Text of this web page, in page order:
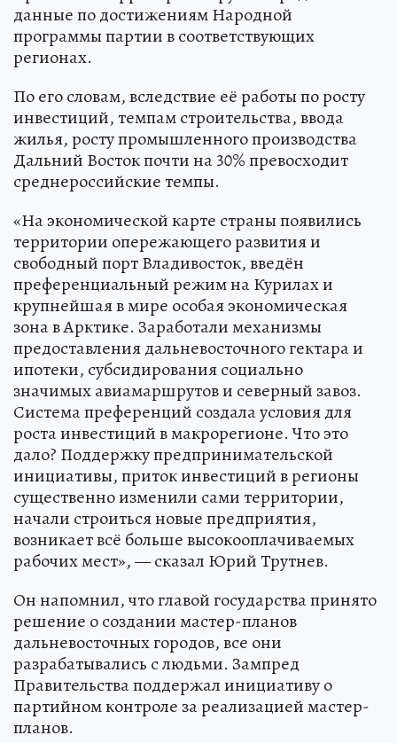
данные по достижениям Народной
программы партии в соответствующих
регионах.
По его словам, вследствие её работы по росту
инвестиций, темпам строительства, ввода
жилья, росту промышленного производства
Дальний Восток почти на 30% превосходит
среднероссийские темпы.
«На экономической карте страны появились
территории опережающего развития и
свободный порт Владивосток, введён
преференциальный режим на Курилах и
крупнейшая в мире особая экономическая
зона в Арктике. Заработали механизмы
предоставления дальневосточного гектара и
ипотеки, субсидирования социально
значимых авиамаршрутов и северный завоз.
Система преференций создала условия для
роста инвестиций в макрорегионе. Что это
дало? Поддержку предпринимательской
инициативы, приток инвестиций в регионы
существенно изменили сами территории,
начали строиться новые предприятия,
возникает всё больше высокооплачиваемых
рабочих мест», — сказал Юрий Трутнев.
Он напомнил, что главой государства принято
решение о создании мастер-планов
дальневосточных городов, все они
разрабатывались с людьми. Зампред
Правительства поддержал инициативу о
партийном контроле за реализацией мастер-
планов.